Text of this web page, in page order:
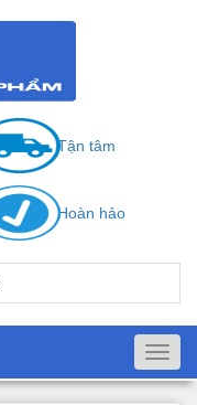
Tận tâm
Hoàn hảo